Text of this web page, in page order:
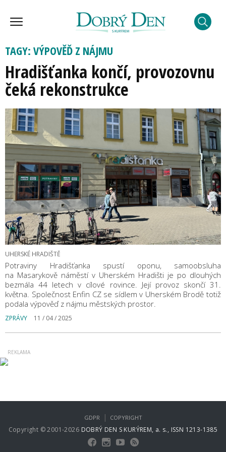
TAGY: VÝPOVĚĎ Z NÁJMU
Hradišťanka končí, provozovnu
čeká rekonstrukce
UHERSKÉ HRADIŠTĚ
Potraviny Hradišťanka spustí oponu, samoobsluha
na Masarykově náměstí v Uherském Hradišti je po dlouhých
bezmála 44 letech v cílové rovince. Její provoz skončí 31.
května. Společnost Enfin CZ se sídlem v Uherském Brodě totiž
podala výpověď z nájmu městských prostor.
ZPRÁVY 11 / 04 / 2025
Copyright © 2001-2026 DOBRÝ DEN S KURÝREM, a. s., ISSN 1213-1385
GDPR | COPYRIGHT